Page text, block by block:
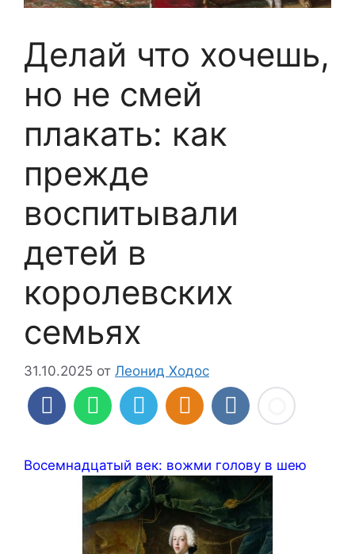
Делай что хочешь,
но не смей
плакать: как
прежде
воспитывали
детей в
королевских
семьях
31.10.2025 от Леонид Ходос
Восемнадцатый век: вожми голову в шею